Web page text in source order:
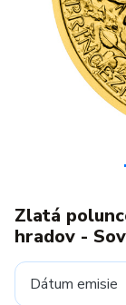
Previous
Zlatá
hradov -
Dátum emisie